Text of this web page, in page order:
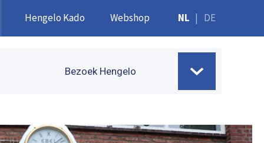
Hengelo Kado Webshop NL | DE
Bezoek Hengelo